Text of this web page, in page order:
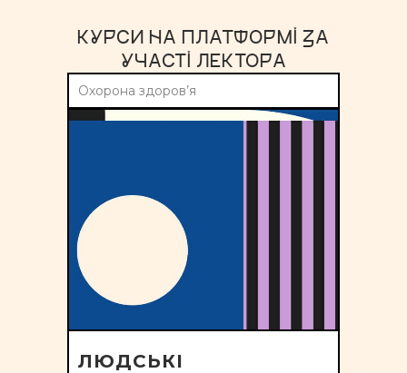
КУРСИ НА ПЛАТФОРМІ ЗА
УЧАСТІ ЛЕКТОРА
Охорона здоров’я
ЛЮДСЬКІ